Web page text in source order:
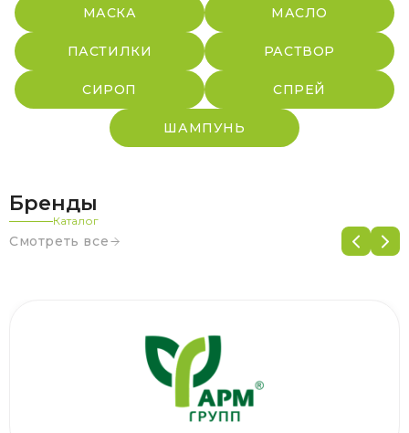
МАСКА МАСЛО
ПАСТИЛКИ РАСТВОР
СИРОП СПРЕЙ
ШАМПУНЬ
Бренды
Каталог
Смотреть все